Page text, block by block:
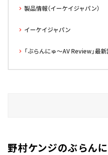
製品情報（イーケイジャパン）
イーケイジャパン
「ぶらんにゅ～AV Review」最
野村ケンジのぶらん